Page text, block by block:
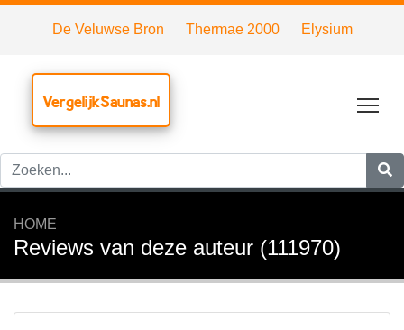
De Veluwse Bron Thermae 2000 Elysium
VergelijkSaunas.nl
HOME
Reviews van deze auteur (111970)